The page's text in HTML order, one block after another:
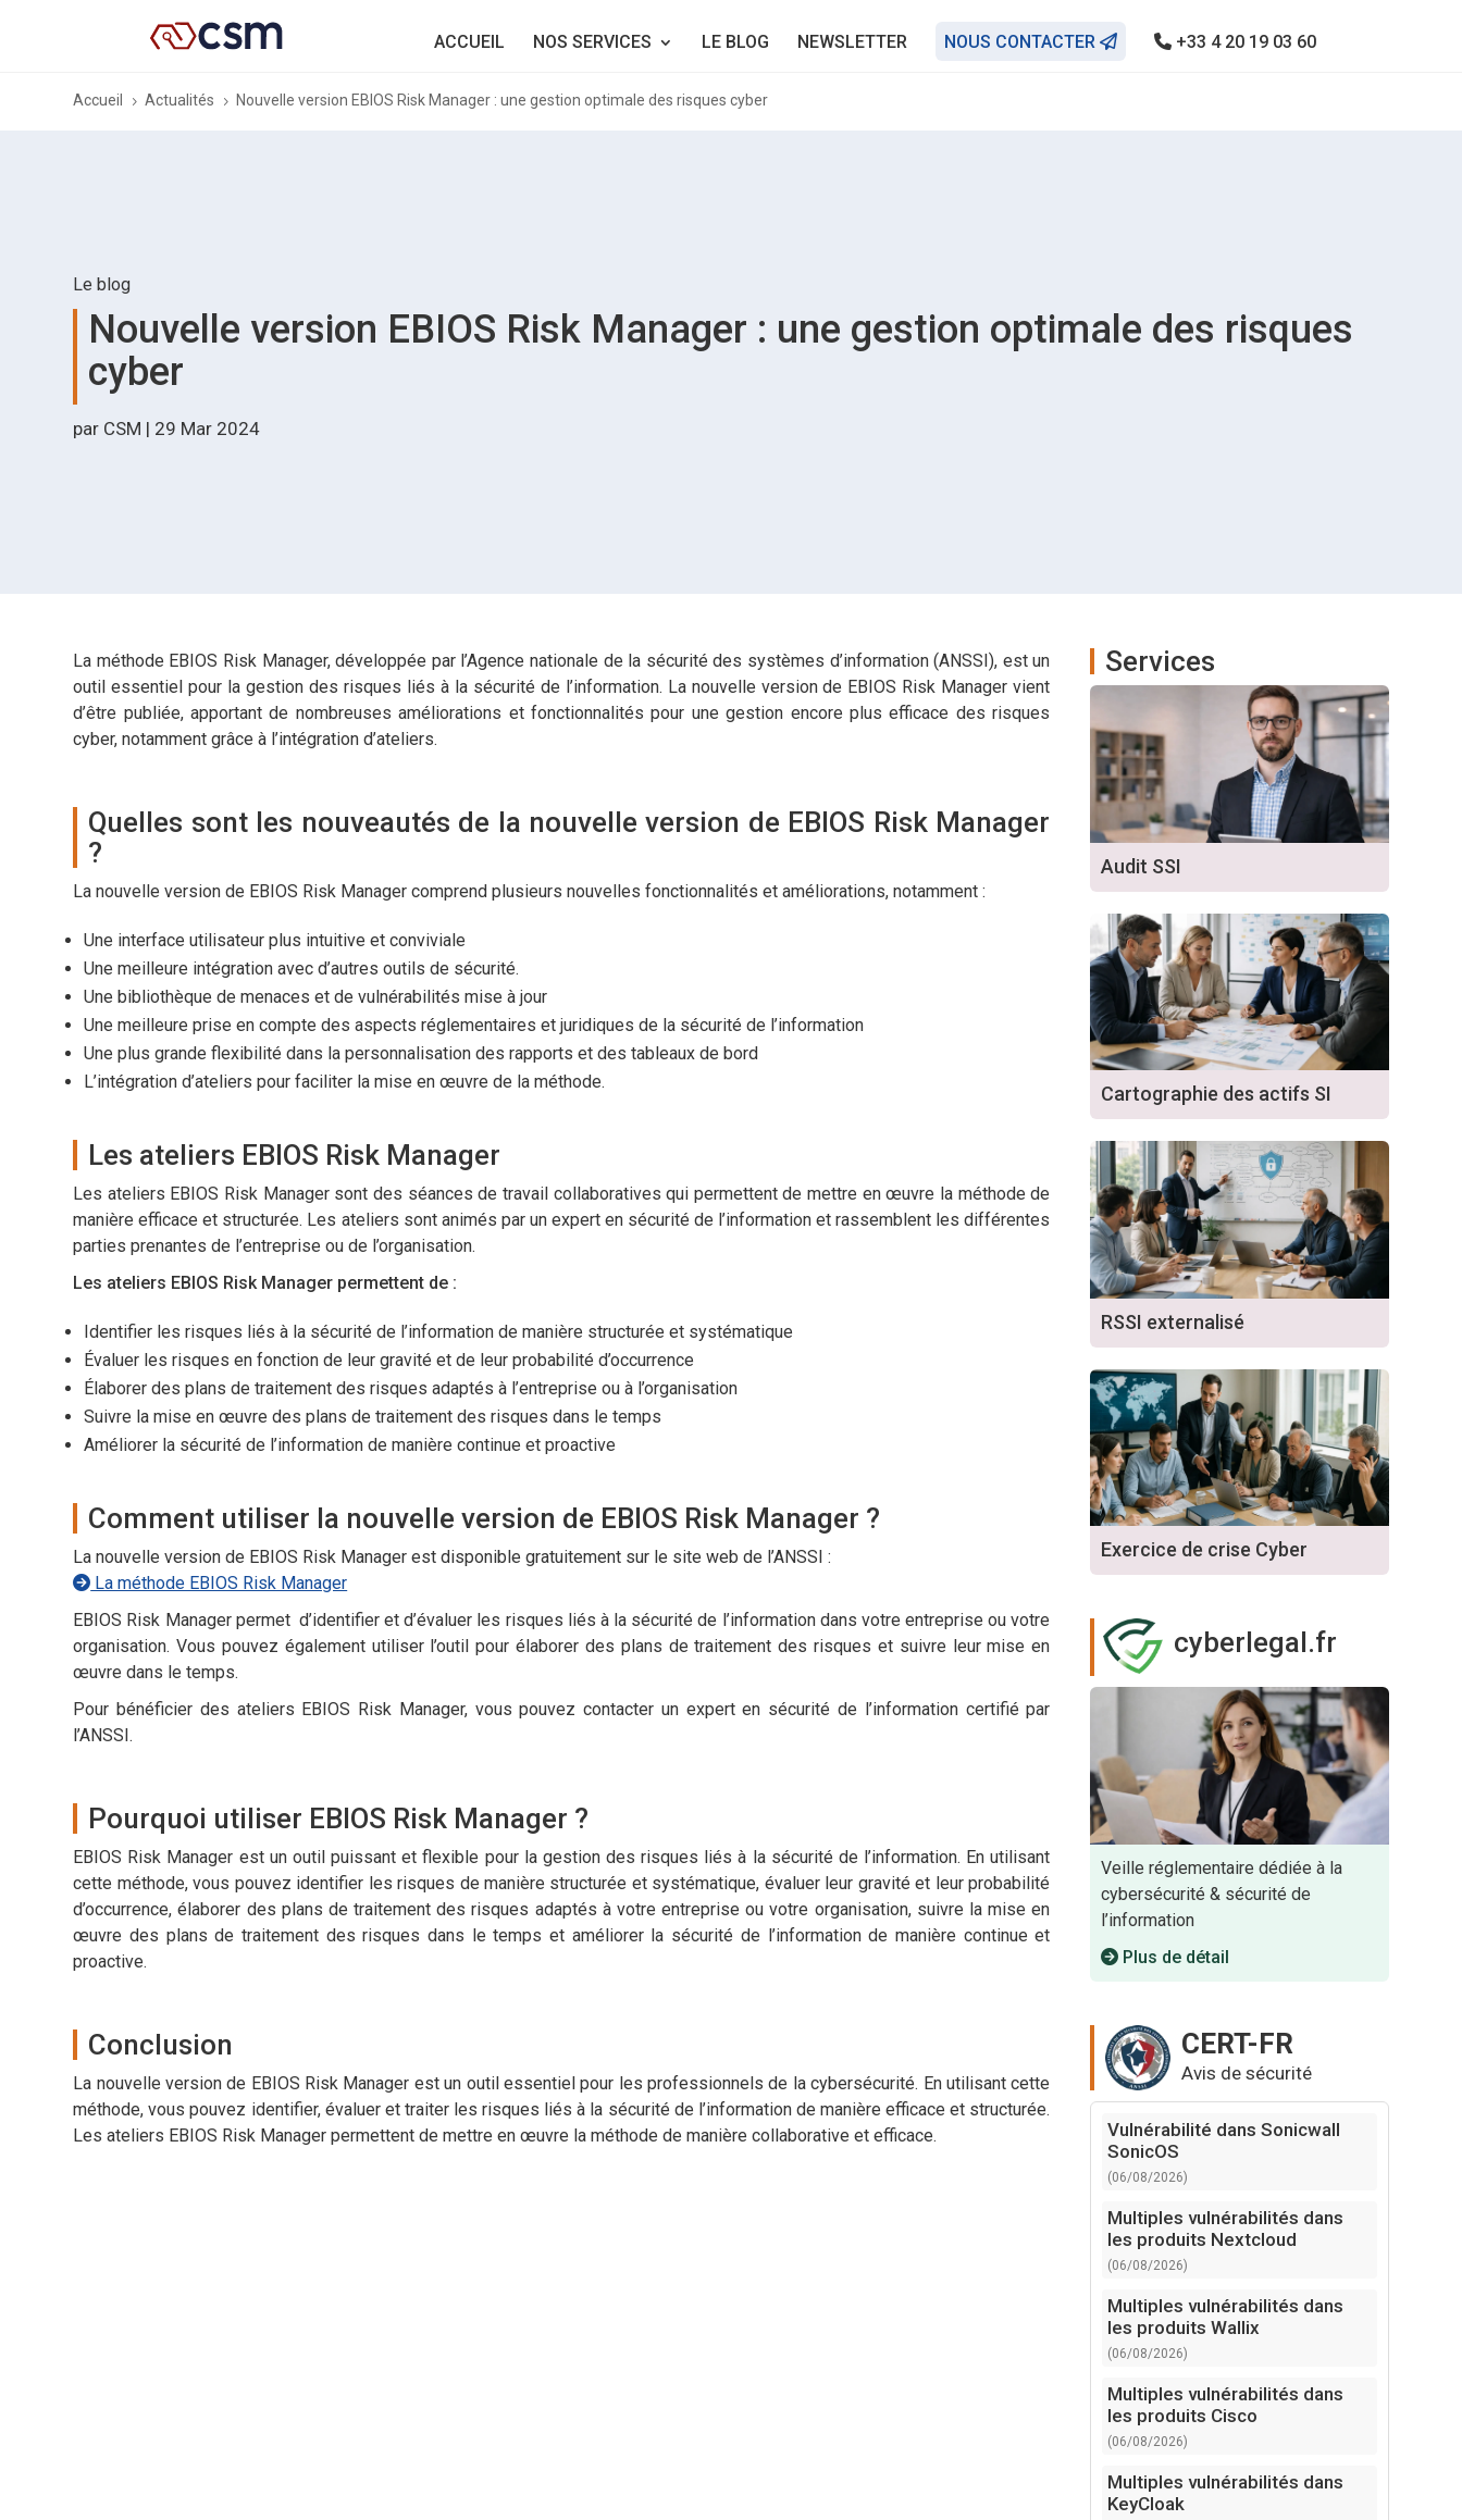
ACCUEIL NOS SERVICES LE BLOG NEWSLETTER NOUS CONTACTER +33 4 20 19 03 60
Accueil 5 Actualités 5 Nouvelle version EBIOS Risk Manager : une gestion optimale des risques cyber
Le blog
Nouvelle version EBIOS Risk Manager : une gestion optimale des risques
cyber
par CSM | 29 Mar 2024
La méthode EBIOS Risk Manager, développée par l’Agence nationale de la sécurité des systèmes d’information (ANSSI), est un
outil essentiel pour la gestion des risques liés à la sécurité de l’information. La nouvelle version de EBIOS Risk Manager vient
d’être publiée, apportant de nombreuses améliorations et fonctionnalités pour une gestion encore plus efficace des risques
cyber, notamment grâce à l’intégration d’ateliers.
Quelles sont les nouveautés de la nouvelle version de EBIOS Risk Manager
?
La nouvelle version de EBIOS Risk Manager comprend plusieurs nouvelles fonctionnalités et améliorations, notamment :
Une interface utilisateur plus intuitive et conviviale
Une meilleure intégration avec d’autres outils de sécurité.
Une bibliothèque de menaces et de vulnérabilités mise à jour
Une meilleure prise en compte des aspects réglementaires et juridiques de la sécurité de l’information
Une plus grande flexibilité dans la personnalisation des rapports et des tableaux de bord
L’intégration d’ateliers pour faciliter la mise en œuvre de la méthode.
Les ateliers EBIOS Risk Manager
Les ateliers EBIOS Risk Manager sont des séances de travail collaboratives qui permettent de mettre en œuvre la méthode de
manière efficace et structurée. Les ateliers sont animés par un expert en sécurité de l’information et rassemblent les différentes
parties prenantes de l’entreprise ou de l’organisation.
Les ateliers EBIOS Risk Manager permettent de :
Identifier les risques liés à la sécurité de l’information de manière structurée et systématique
Évaluer les risques en fonction de leur gravité et de leur probabilité d’occurrence
Élaborer des plans de traitement des risques adaptés à l’entreprise ou à l’organisation
Suivre la mise en œuvre des plans de traitement des risques dans le temps
Améliorer la sécurité de l’information de manière continue et proactive
Comment utiliser la nouvelle version de EBIOS Risk Manager ?
La nouvelle version de EBIOS Risk Manager est disponible gratuitement sur le site web de l’ANSSI :
La méthode EBIOS Risk Manager
EBIOS Risk Manager permet d’identifier et d’évaluer les risques liés à la sécurité de l’information dans votre entreprise ou votre
organisation. Vous pouvez également utiliser l’outil pour élaborer des plans de traitement des risques et suivre leur mise en
œuvre dans le temps.
Pour bénéficier des ateliers EBIOS Risk Manager, vous pouvez contacter un expert en sécurité de l’information certifié par
l’ANSSI.
Pourquoi utiliser EBIOS Risk Manager ?
EBIOS Risk Manager est un outil puissant et flexible pour la gestion des risques liés à la sécurité de l’information. En utilisant
cette méthode, vous pouvez identifier les risques de manière structurée et systématique, évaluer leur gravité et leur probabilité
d’occurrence, élaborer des plans de traitement des risques adaptés à votre entreprise ou votre organisation, suivre la mise en
œuvre des plans de traitement des risques dans le temps et améliorer la sécurité de l’information de manière continue et
proactive.
Conclusion
La nouvelle version de EBIOS Risk Manager est un outil essentiel pour les professionnels de la cybersécurité. En utilisant cette
méthode, vous pouvez identifier, évaluer et traiter les risques liés à la sécurité de l’information de manière efficace et structurée.
Les ateliers EBIOS Risk Manager permettent de mettre en œuvre la méthode de manière collaborative et efficace.
Services
Audit SSI
Cartographie des actifs SI
RSSI externalisé
Exercice de crise Cyber
cyberlegal.fr
Veille réglementaire dédiée à la
cybersécurité & sécurité de
l’information
Plus de détail
CERT-FR
Avis de sécurité
Vulnérabilité dans Sonicwall
SonicOS
(06/08/2026)
Multiples vulnérabilités dans
les produits Nextcloud
(06/08/2026)
Multiples vulnérabilités dans
les produits Wallix
(06/08/2026)
Multiples vulnérabilités dans
les produits Cisco
(06/08/2026)
Multiples vulnérabilités dans
KeyCloak